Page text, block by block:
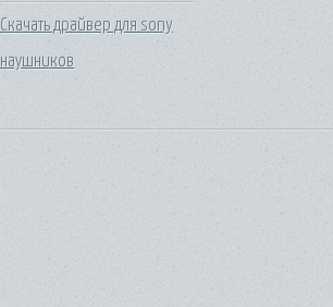
Скачать драйвер для sony
наушников